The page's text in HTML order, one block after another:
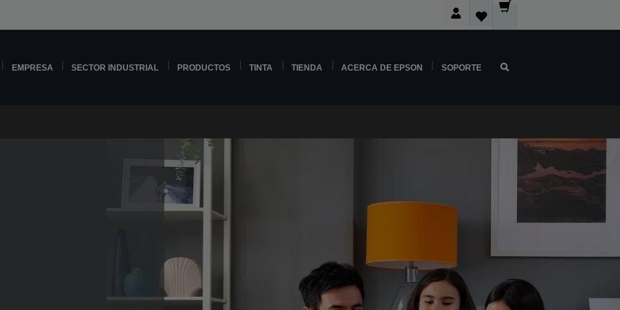
EMPRESA SECTOR INDUSTRIAL PRODUCTOS TINTA TIENDA ACERCA DE EPSON SOPORTE